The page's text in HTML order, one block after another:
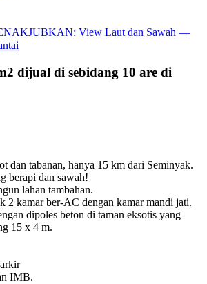
View Laut dan Sawah —
dijual di sebidang 10 are di
dan tabanan, hanya 15 km dari Seminyak.
berapi dan sawah!
lahan tambahan.
2 kamar ber-AC dengan kamar mandi jati.
dipoles beton di taman eksotis yang
15 x 4 m.
IMB.